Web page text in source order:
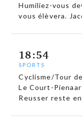
Humiliez-vous
vous élèvera.
18:54
SPORTS
Cyclisme/Tour
Le Court-
Reusser reste